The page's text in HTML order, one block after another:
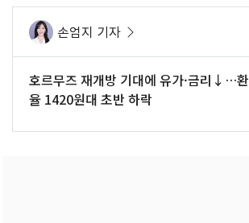
손엄지 기자
호르무즈 재개방 기대에 유가·금리↓…환
율 1420원대 초반 하락